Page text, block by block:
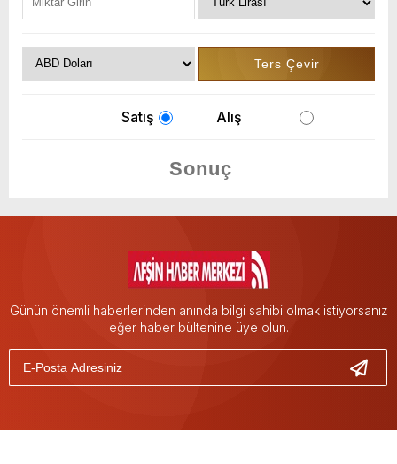
Satış Alış
Günün önemli haberlerinden anında bilgi sahibi olmak istiyorsanız
eğer haber bültenine üye olun.